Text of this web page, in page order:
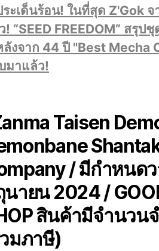
ระเด็นร้อน! ในที่สุด Z'Gok
! “SEED FREEDOM” สรุป
ลังจาก 44 ปี "Best Mecha
มาแล้ว!
Taisen
/ มีกำหนด
นายน 2024 /
สินค้ามีจำนวน
มภาษี)